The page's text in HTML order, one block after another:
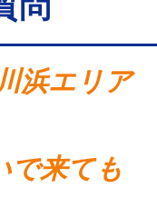
浜エリア
で来ても